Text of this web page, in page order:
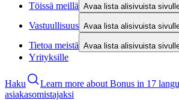
Töissä meillä Avaa lista alisivuista
Vastuullisuus Avaa lista alisivuista
Tietoa meistä Avaa lista alisivuista
Yrityksille
Haku Learn more about Bonus in 17
asiakasomistajaksi